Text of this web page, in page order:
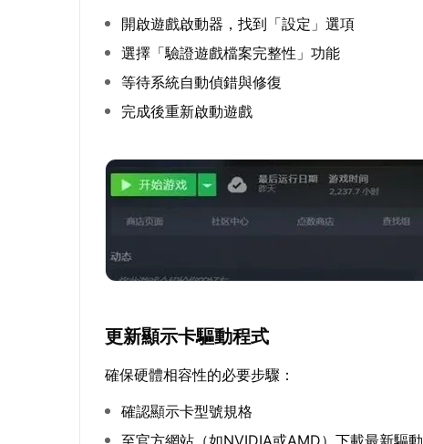
開啟遊戲啟動器，找到「設定」選項
選擇「驗證遊戲檔案完整性」功能
等待系統自動偵錯與修復
完成後重新啟動遊戲
更新顯示卡驅動程式
確保硬體相容性的必要步驟：
確認顯示卡型號規格
至官方網站（如NVIDIA或AMD）下載最新驅動